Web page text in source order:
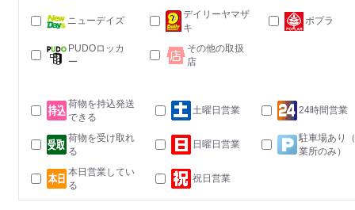
ニューデイズ
デイリーヤマザ
キ
ポプラ
PUDOロッカ
ー
その他の取扱
店
荷物を持込発送
できる
土曜日営業 24時間営業
荷物を受け取れ
る
日曜日営業
駐車場あり
業所のみ）
本日営業してい
る
祝日営業